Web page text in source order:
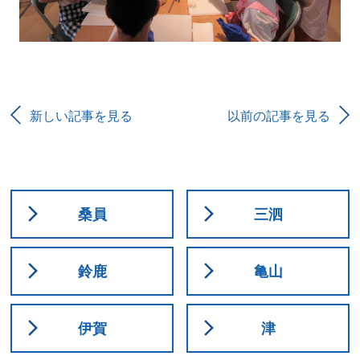
新しい記事を見る 以前の記事を見る
桑員 三泗
鈴鹿 亀山
伊賀 津